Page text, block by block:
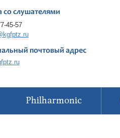
со слушателями
45-57
почтовый адрес
Philharmonic